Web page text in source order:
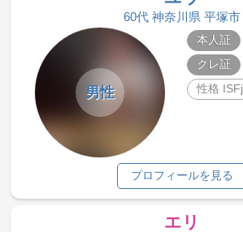
60代 神奈川県 平塚市
男性
本人証
クレ証
性格 ISFj
プロフィールを見る
エリ